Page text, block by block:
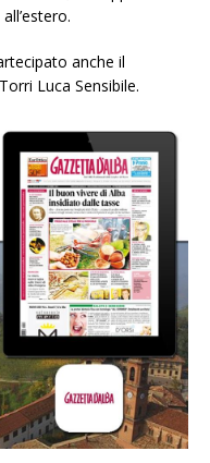
anche il
Luca Sensibile.